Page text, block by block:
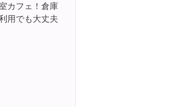
カフェ！倉庫
用でも大丈夫